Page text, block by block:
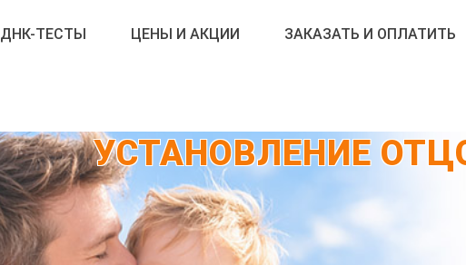
ДНК-ТЕСТЫ ЦЕНЫ И АКЦИИ ЗАКАЗАТЬ И ОПЛАТИТЬ
УСТАНОВЛЕНИЕ